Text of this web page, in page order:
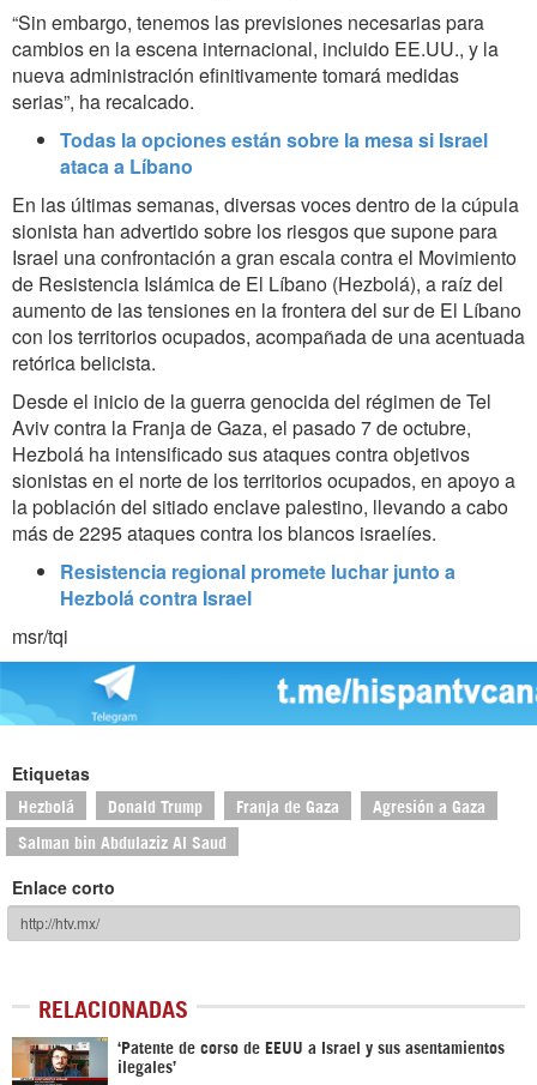
“Sin embargo, tenemos las previsiones necesarias para
cambios en la escena internacional, incluido EE.UU., y la
nueva administración efinitivamente tomará medidas
serias”, ha recalcado.
Todas la opciones están sobre la mesa si Israel
ataca a Líbano
En las últimas semanas, diversas voces dentro de la cúpula
sionista han advertido sobre los riesgos que supone para
Israel una confrontación a gran escala contra el Movimiento
de Resistencia Islámica de El Líbano (Hezbolá), a raíz del
aumento de las tensiones en la frontera del sur de El Líbano
con los territorios ocupados, acompañada de una acentuada
retórica belicista.
Desde el inicio de la guerra genocida del régimen de Tel
Aviv contra la Franja de Gaza, el pasado 7 de octubre,
Hezbolá ha intensificado sus ataques contra objetivos
sionistas en el norte de los territorios ocupados, en apoyo a
la población del sitiado enclave palestino, llevando a cabo
más de 2295 ataques contra los blancos israelíes.
Resistencia regional promete luchar junto a
Hezbolá contra Israel
msr/tqi
Etiquetas
Hezbolá Donald Trump Franja de Gaza Agresión a Gaza
Salman bin Abdulaziz Al Saud
Enlace corto
RELACIONADAS
‘Patente de corso de EEUU a Israel y sus asentamientos
ilegales’